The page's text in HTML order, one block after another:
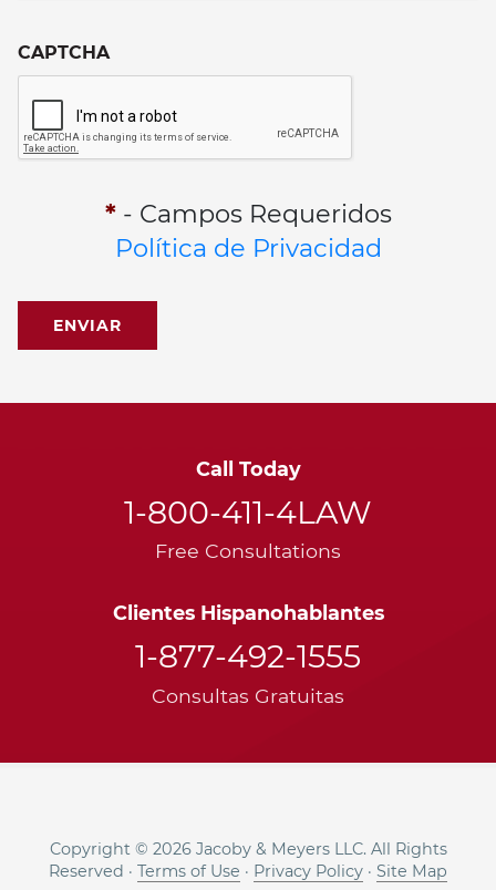
CAPTCHA
*- Campos Requeridos
Política de Privacidad
Clientes Hispanohablantes
1-877-492-1555
Consultas Gratuitas
Call Today
1-800-411-4LAW
Free Consultations
Copyright © 2026 Jacoby & Meyers LLC. All Rights
Reserved · Terms of Use · Privacy Policy · Site Map